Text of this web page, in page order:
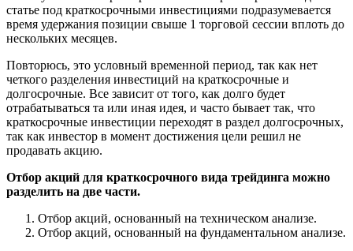
статье под краткосрочными инвестициями подразумевается
время удержания позиции свыше 1 торговой сессии вплоть до
нескольких месяцев.
Повторюсь, это условный временной период, так как нет
четкого разделения инвестиций на краткосрочные и
долгосрочные. Все зависит от того, как долго будет
отрабатываться та или иная идея, и часто бывает так, что
краткосрочные инвестиции переходят в раздел долгосрочных,
так как инвестор в момент достижения цели решил не
продавать акцию.
Отбор акций для краткосрочного вида трейдинга можно
разделить на две части.
Отбор акций, основанный на техническом анализе.
Отбор акций, основанный на фундаментальном анализе.